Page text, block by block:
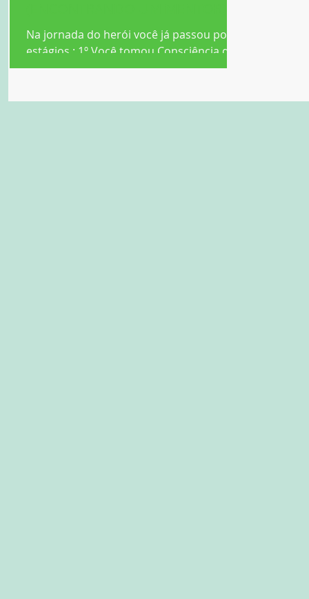
Na jornada do herói você já passou por 3
estágios : 1º Você tomou Consciência de
um problema – escreveu uma carta para